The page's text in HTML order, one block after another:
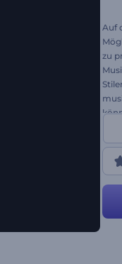
Auf
zu
ihn,